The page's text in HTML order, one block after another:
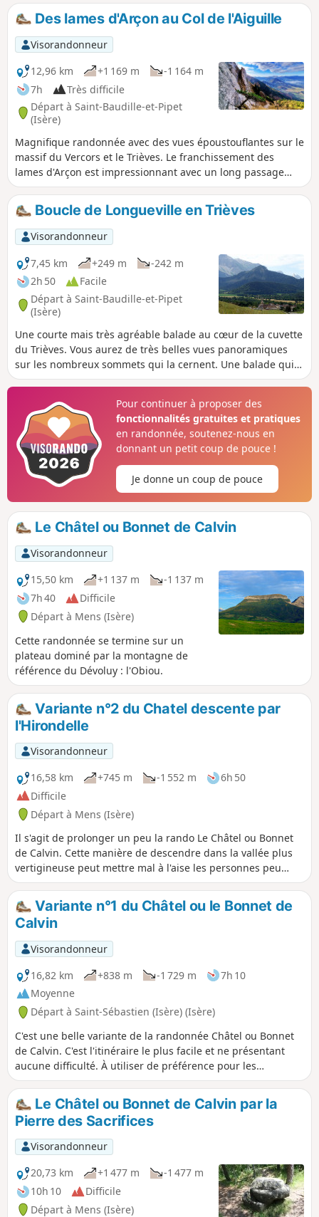
Des lames d'Arçon au Col de l'Aiguille
Visorandonneur
12,96 km
+1 169 m
-1 164 m
7h
Très difficile
Départ à Saint-Baudille-et-Pipet
(Isère)
Magnifique randonnée avec des vues époustouflantes sur le
massif du Vercors et le Trièves. Le franchissement des
lames d'Arçon est impressionnant avec un long passage
aérien. L'arrivée au Col de l'Aiguille vous coupe le souffle
avec un panorama exceptionnel sur l'Obiou, le Dévoluy, le
Taillefer et les Écrins. Forte probabilité de rencontre avec
des troupeaux de chamois sur les contreforts du Rattier.
Boucle de Longueville en Trièves
Visorandonneur
7,45 km
+249 m
-242 m
2h 50
Facile
Départ à Saint-Baudille-et-Pipet
(Isère)
Une courte mais très agréable balade au cœur de la cuvette
du Trièves. Vous aurez de très belles vues panoramiques
sur les nombreux sommets qui la cernent. Une balade qui
est particulièrement accessible aux familles.
Pour continuer à proposer des
fonctionnalités gratuites et pratiques
en randonnée, soutenez-nous en
donnant un petit coup de pouce !
Je donne un coup de pouce
Le Châtel ou Bonnet de Calvin
Visorandonneur
15,50 km
+1 137 m
-1 137 m
7h 40
Difficile
Départ à Mens (Isère)
Cette randonnée se termine sur un
plateau dominé par la montagne de
référence du Dévoluy : l'Obiou.
Variante n°2 du Chatel descente par
l'Hirondelle
Visorandonneur
16,58 km
+745 m -1 552 m
6h 50
Difficile
Départ à Mens (Isère)
Il s'agit de prolonger un peu la rando Le Châtel ou Bonnet
de Calvin. Cette manière de descendre dans la vallée plus
vertigineuse peut mettre mal à l'aise les personnes peu
habituées à ce genre de terrain et pour lesquelles la
variante n°1 conviendra beaucoup mieux.
Variante n°1 du Châtel ou le Bonnet de
Calvin
Visorandonneur
16,82 km
+838 m -1 729 m
7h 10
Moyenne
Départ à Saint-Sébastien (Isère) (Isère)
C'est une belle variante de la randonnée Châtel ou Bonnet
de Calvin. C'est l'itinéraire le plus facile et ne présentant
aucune difficulté. À utiliser de préférence pour les
personnes peu habituées à évoluer près du vide.
Le Châtel ou Bonnet de Calvin par la
Pierre des Sacrifices
Visorandonneur
20,73 km
+1 477 m
-1 477 m
10h 10
Difficile
Départ à Mens (Isère)